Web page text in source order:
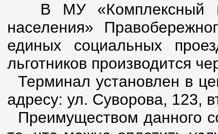
В МУ «Комплексный
населения»
единых социальных
льготников производится
Терминал установлен в
адресу: ул. Суворова, 123,
Преимуществом данного